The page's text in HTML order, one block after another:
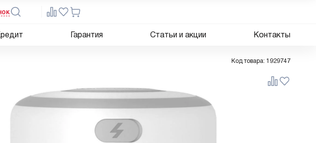
Гарантия Статьи и акции Контакты
Код товара: 1929747